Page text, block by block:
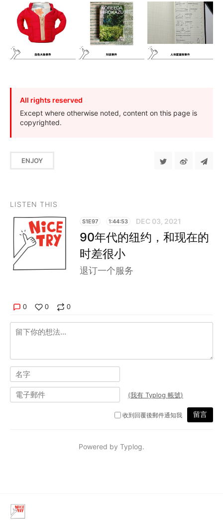
All rights reserved
Except where otherwise noted, content on this page is
copyrighted.
ENJOY
LISTEN THIS
S1E97 1:44:53 DEC 03, 2021
90年代的纽约，和现在的
时差很小
退订一个服务